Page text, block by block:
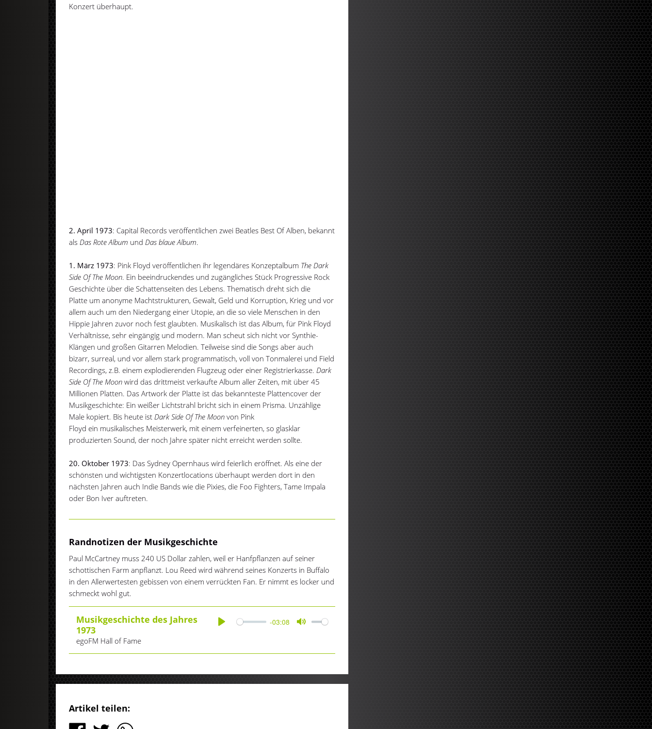
Konzert überhaupt.
2. April 1973: Capital Records veröffentlichen zwei Beatles Best Of Alben, bekannt
als Das Rote Album und Das blaue Album.
1. März 1973: Pink Floyd veröffentlichen ihr legendäres Konzeptalbum The Dark
Side Of The Moon. Ein beeindruckendes und zugängliches Stück Progressive Rock
Geschichte über die Schattenseiten des Lebens. Thematisch dreht sich die
Platte um anonyme Machtstrukturen, Gewalt, Geld und Korruption, Krieg und vor
allem auch um den Niedergang einer Utopie, an die so viele Menschen in den
Hippie Jahren zuvor noch fest glaubten. Musikalisch ist das Album, für Pink Floyd
Verhältnisse, sehr eingängig und modern. Man scheut sich nicht vor Synthie-
Klängen und großen Gitarren Melodien. Teilweise sind die Songs aber auch
bizarr, surreal, und vor allem stark programmatisch, voll von Tonmalerei und Field
Recordings, z.B. einem explodierenden Flugzeug oder einer Registrierkasse. Dark
Side Of The Moon wird das drittmeist verkaufte Album aller Zeiten, mit über 45
Millionen Platten. Das Artwork der Platte ist das bekannteste Plattencover der
Musikgeschichte: Ein weißer Lichtstrahl bricht sich in einem Prisma. Unzählige
Male kopiert. Bis heute ist Dark Side Of The Moon von Pink
Floyd ein musikalisches Meisterwerk, mit einem verfeinerten, so glasklar
produzierten Sound, der noch Jahre später nicht erreicht werden sollte.
20. Oktober 1973: Das Sydney Opernhaus wird feierlich eröffnet. Als eine der
schönsten und wichtigsten Konzertlocations überhaupt werden dort in den
nächsten Jahren auch Indie Bands wie die Pixies, die Foo Fighters, Tame Impala
oder Bon Iver auftreten.
Randnotizen der Musikgeschichte
Paul McCartney muss 240 US Dollar zahlen, weil er Hanfpflanzen auf seiner
schottischen Farm anpflanzt. Lou Reed wird während seines Konzerts in Buffalo
in den Allerwertesten gebissen von einem verrückten Fan. Er nimmt es locker und
schmeckt wohl gut.
Musikgeschichte des Jahres
1973
egoFM Hall of Fame
-03:08
Artikel teilen: